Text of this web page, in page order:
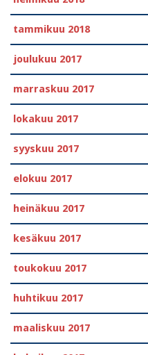
tammikuu 2018
joulukuu 2017
marraskuu 2017
lokakuu 2017
syyskuu 2017
elokuu 2017
heinäkuu 2017
kesäkuu 2017
toukokuu 2017
huhtikuu 2017
maaliskuu 2017